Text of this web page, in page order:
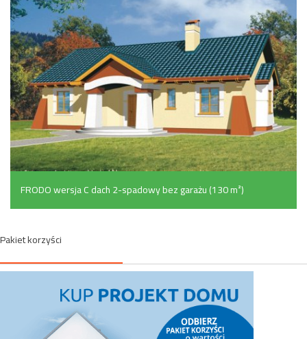
FRODO wersja C dach 2-spadowy bez garażu (130 m²)
Pakiet korzyści